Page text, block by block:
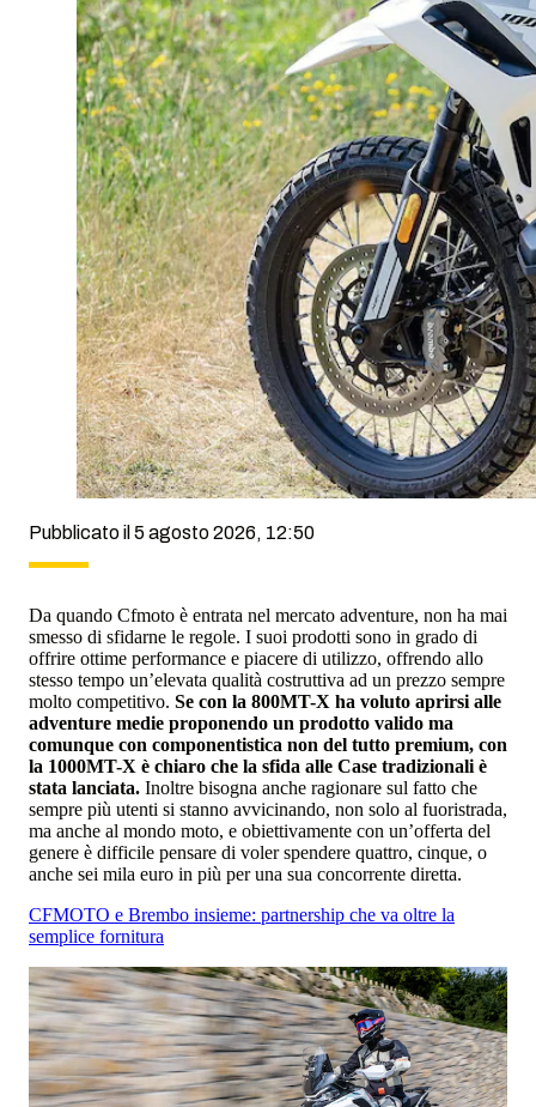
Pubblicato il 5 agosto 2026, 12:50
Da quando Cfmoto è entrata nel mercato adventure, non ha mai
smesso di sfidarne le regole. I suoi prodotti sono in grado di
offrire ottime performance e piacere di utilizzo, offrendo allo
stesso tempo un’elevata qualità costruttiva ad un prezzo sempre
molto competitivo. Se con la 800MT-X ha voluto aprirsi alle
adventure medie proponendo un prodotto valido ma
comunque con componentistica non del tutto premium, con
la 1000MT-X è chiaro che la sfida alle Case tradizionali è
stata lanciata. Inoltre bisogna anche ragionare sul fatto che
sempre più utenti si stanno avvicinando, non solo al fuoristrada,
ma anche al mondo moto, e obiettivamente con un’offerta del
genere è difficile pensare di voler spendere quattro, cinque, o
anche sei mila euro in più per una sua concorrente diretta.
CFMOTO e Brembo insieme: partnership che va oltre la
semplice fornitura